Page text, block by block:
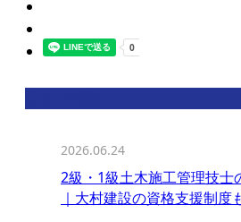
2026.06.24
2級・1級土木施工管理技士
｜大村建設の資格支援制度